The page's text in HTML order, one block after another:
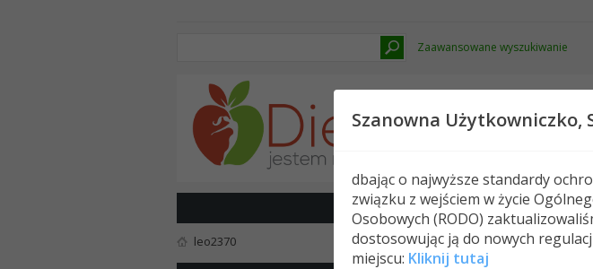
Zaawansowane wyszukiwanie
leo2370
Szanowna Użytkowniczko,
dbając o najwyższe standardy
związku z wejściem w życie
Osobowych (RODO)
dostosowując ją do nowych
miejscu: Kliknij tutaj